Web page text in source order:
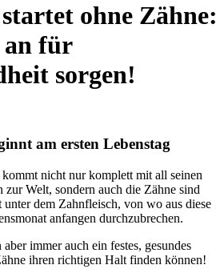
ohne
für
sorgen!
am ersten Lebenstag
nicht nur komplett mit all seinen
zur Welt, sondern auch die Zähne sind
unter dem Zahnfleisch, von wo aus diese
anfangen durchzubrechen.
immer auch ein festes, gesundes
ihren richtigen Halt finden können!